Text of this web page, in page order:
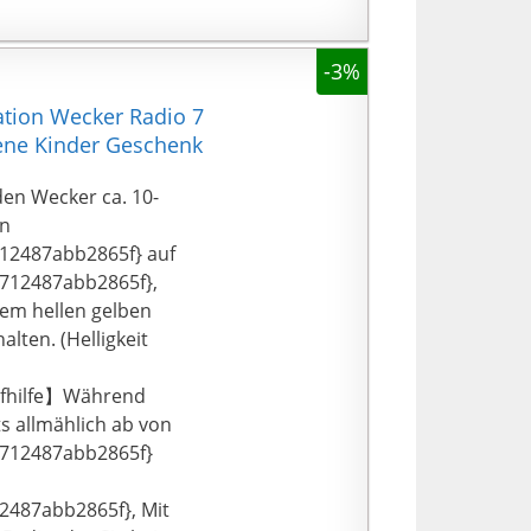
-3%
Wecker Radio 7
Kinder Geschenk
Wecker ca. 10-
auf
hellen gelben
(Helligkeit
】Während
allmählich ab von
Mit